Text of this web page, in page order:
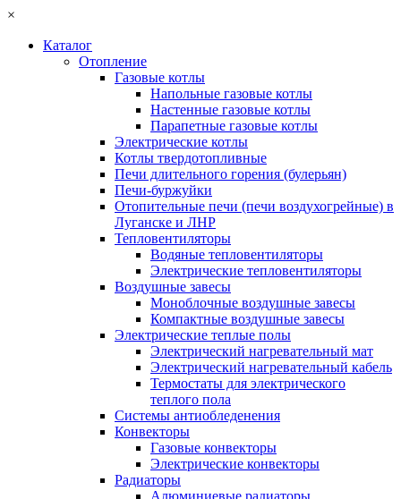
×
Каталог
Отопление
Газовые котлы
Напольные газовые котлы
Настенные газовые котлы
Парапетные газовые котлы
Электрические котлы
Котлы твердотопливные
Печи длительного горения (булерьян)
Печи-буржуйки
Отопительные печи (печи воздухогрейные) в
Луганске и ЛНР
Тепловентиляторы
Водяные тепловентиляторы
Электрические тепловентиляторы
Воздушные завесы
Моноблочные воздушные завесы
Компактные воздушные завесы
Электрические теплые полы
Электрический нагревательный мат
Электрический нагревательный кабель
Термостаты для электрического
теплого пола
Системы антиобледенения
Конвекторы
Газовые конвекторы
Электрические конвекторы
Радиаторы
Алюминиевые радиаторы